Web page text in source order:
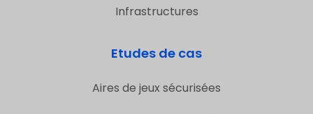
Infrastructures
Etudes de cas
Aires de jeux sécurisées